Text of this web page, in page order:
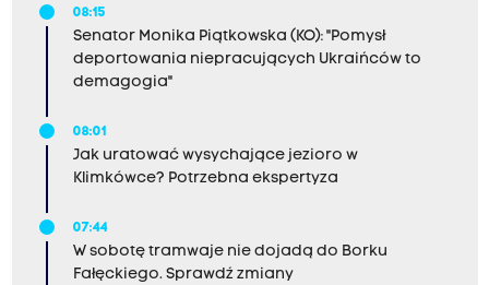
08:15
Senator Monika Piątkowska (KO): "Pomysł
deportowania niepracujących Ukraińców to
demagogia"
08:01
Jak uratować wysychające jezioro w
Klimkówce? Potrzebna ekspertyza
07:44
W sobotę tramwaje nie dojadą do Borku
Fałęckiego. Sprawdź zmiany